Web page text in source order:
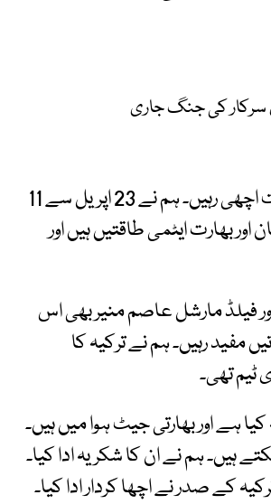
سرکار کی جنگ جاری
انہوں نے کہا کہ وزیراعظم کی ترکیہ میں دو طرفہ ملاقاتیں بہت اچھی رہیں۔ ہم نے 23 اپریل سے 11
بھارت ایٹمی طاقتیں ہیں اور
فیلڈ مارشل عاصم منیر بھی اس
مفید رہیں۔ ہم نے ترکیہ کا
ٹیم تھی۔
حملہ کیا ہے اور بھارتی جیٹ ہوا میں ہیں۔
ہیں۔ ہم نے ان کا شکریہ ادا کیا۔
کے صدر نے اچھا کردار ادا کیا۔